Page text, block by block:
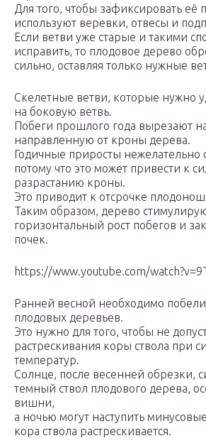
Для того, чтобы зафиксировать её
используют веревки, отвесы и
Если ветви уже старые и такими
исправить, то плодовое дерево
сильно, оставляя только нужные
Скелетные ветви, которые нужно
на боковую ветвь.
Побеги прошлого года вырезают
направленную от кроны дерева.
Годичные приросты нежелательно
потому что это может привести к
разрастанию кроны.
Это приводит к отсрочке
Таким образом, дерево
горизонтальный рост побегов и
почек.
https://www.youtube.com/
Ранней весной необходимо
плодовых деревьев.
Это нужно для того, чтобы не
растрескивания коры ствола при
температур.
Солнце, после весенней обрезки,
темный ствол плодового дерева,
вишни,
а ночью могут наступить
кора ствола растрескивается.